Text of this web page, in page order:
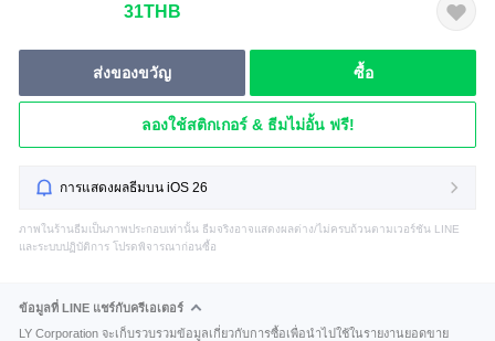
31THB
ส่งของขวัญ ซื้อ
ลองใช้สติกเกอร์ & ธีมไม่อั้น ฟรี!
การแสดงผลธีมบน iOS 26
ภาพในร้านธีมเป็นภาพประกอบเท่านั้น ธีมจริงอาจแสดงผลต่าง/ไม่ครบถ้วนตามเวอร์ชัน LINE
และระบบปฏิบัติการ โปรดพิจารณาก่อนซื้อ
ข้อมูลที่ LINE แชร์กับครีเอเตอร์
LY Corporation จะเก็บรวบรวมข้อมูลเกี่ยวกับการซื้อเพื่อนำไปใช้ในรายงานยอดขาย